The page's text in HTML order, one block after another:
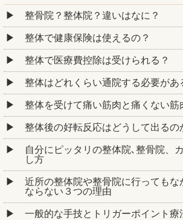
整骨院？整体院？違いはなに？
整体で健康保険は使えるの？
整体で医療費控除は受けられる？
整体はどれくらい通院する必要があ
整体を受けて痛い筋肉と痛くない筋
整体後の好転反応はどうして出るの
自分にピッタリの整体院､整骨院、
し方
近所の整体院や整骨院に行ってもな
ならない３つの理由
一般的な手技とトリガーポイント療